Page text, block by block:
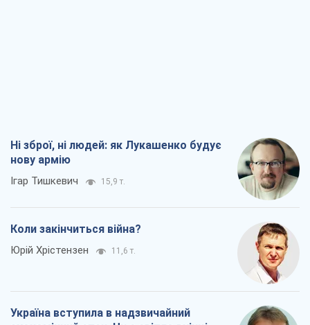
Ні зброї, ні людей: як Лукашенко будує
нову армію
Ігар Тишкевич 15,9 т.
Коли закінчиться війна?
Юрій Хрістензен 11,6 т.
Україна вступила в надзвичайний